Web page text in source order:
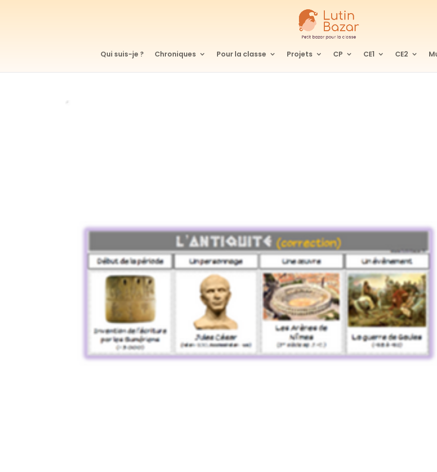
Qui suis-je ? Chroniques Pour la classe Projets CP CE1 CE2